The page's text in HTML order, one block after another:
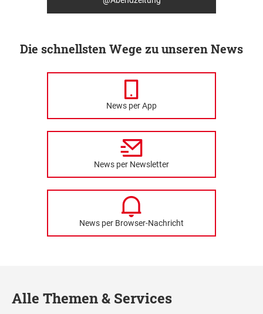
Die schnellsten Wege zu unseren News
News per App
News per Newsletter
News per Browser-Nachricht
Alle Themen & Services